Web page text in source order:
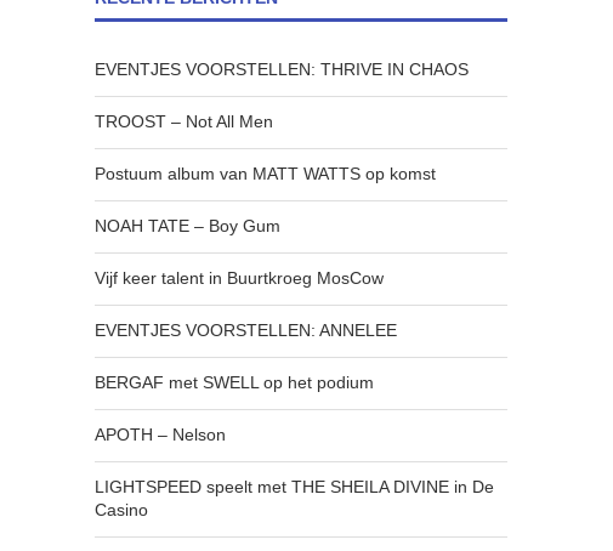
EVENTJES VOORSTELLEN: THRIVE IN CHAOS
TROOST – Not All Men
Postuum album van MATT WATTS op komst
NOAH TATE – Boy Gum
Vijf keer talent in Buurtkroeg MosCow
EVENTJES VOORSTELLEN: ANNELEE
BERGAF met SWELL op het podium
APOTH – Nelson
LIGHTSPEED speelt met THE SHEILA DIVINE in De
Casino